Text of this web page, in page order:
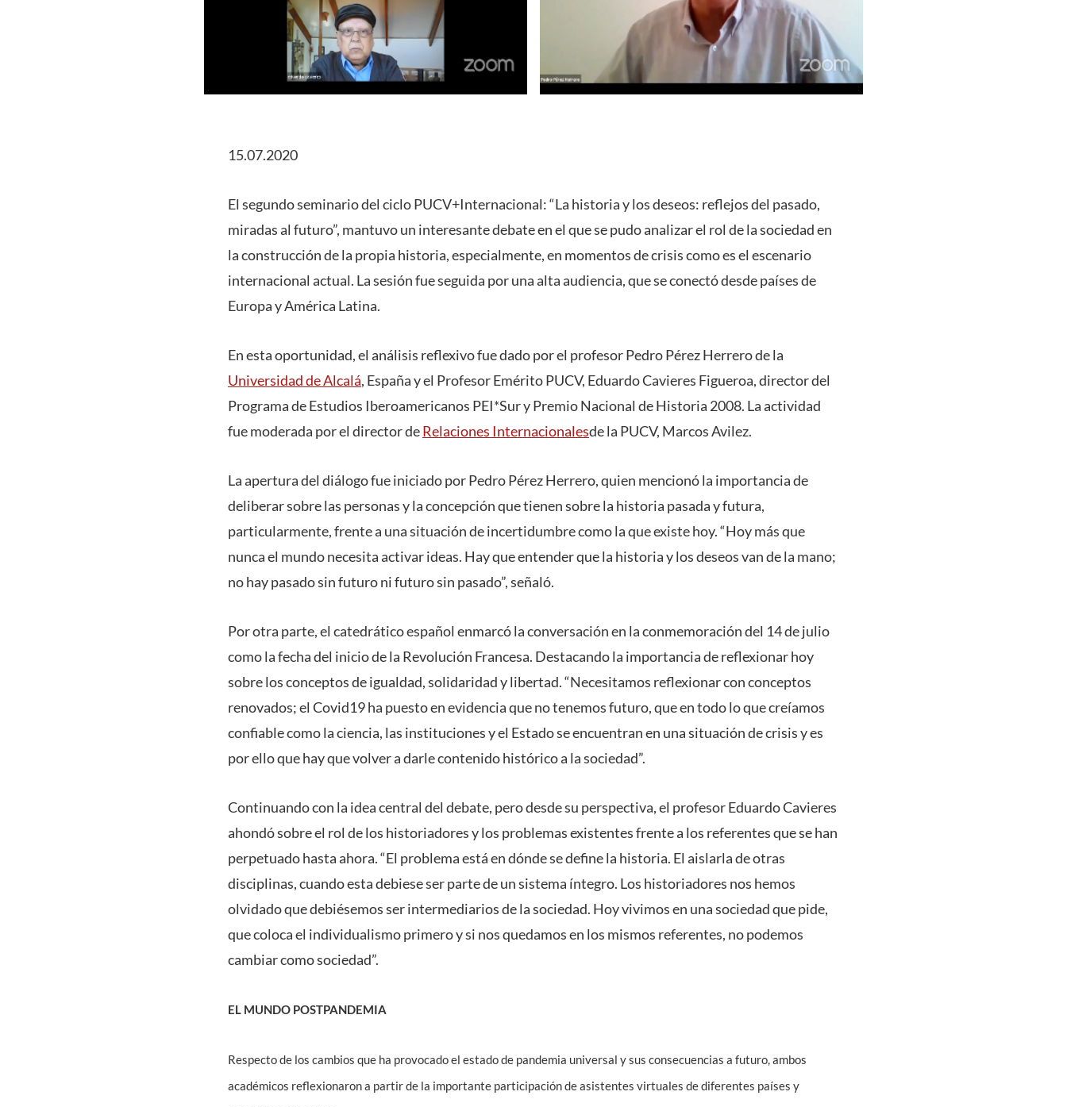
15.07.2020
El segundo seminario del ciclo PUCV+Internacional: “La historia y los deseos: reflejos del pasado,
miradas al futuro”, mantuvo un interesante debate en el que se pudo analizar el rol de la sociedad en
la construcción de la propia historia, especialmente, en momentos de crisis como es el escenario
internacional actual. La sesión fue seguida por una alta audiencia, que se conectó desde países de
Europa y América Latina.
En esta oportunidad, el análisis reflexivo fue dado por el profesor Pedro Pérez Herrero de la
Universidad de Alcalá, España y el Profesor Emérito PUCV, Eduardo Cavieres Figueroa, director del
Programa de Estudios Iberoamericanos PEI*Sur y Premio Nacional de Historia 2008. La actividad
fue moderada por el director deRelaciones Internacionalesde la PUCV, Marcos Avilez.
La apertura del diálogo fue iniciado por Pedro Pérez Herrero, quien mencionó la importancia de
deliberar sobre las personas y la concepción que tienen sobre la historia pasada y futura,
particularmente, frente a una situación de incertidumbre como la que existe hoy. “Hoy más que
nunca el mundo necesita activar ideas. Hay que entender que la historia y los deseos van de la mano;
no hay pasado sin futuro ni futuro sin pasado”, señaló.
Por otra parte, el catedrático español enmarcó la conversación en la conmemoración del 14 de julio
como la fecha del inicio de la Revolución Francesa. Destacando la importancia de reflexionar hoy
sobre los conceptos de igualdad, solidaridad y libertad. “Necesitamos reflexionar con conceptos
renovados; el Covid19 ha puesto en evidencia que no tenemos futuro, que en todo lo que creíamos
confiable como la ciencia, las instituciones y el Estado se encuentran en una situación de crisis y es
por ello que hay que volver a darle contenido histórico a la sociedad”.
Continuando con la idea central del debate, pero desde su perspectiva, el profesor Eduardo Cavieres
ahondó sobre el rol de los historiadores y los problemas existentes frente a los referentes que se han
perpetuado hasta ahora. “El problema está en dónde se define la historia. El aislarla de otras
disciplinas, cuando esta debiese ser parte de un sistema íntegro. Los historiadores nos hemos
olvidado que debiésemos ser intermediarios de la sociedad. Hoy vivimos en una sociedad que pide,
que coloca el individualismo primero y si nos quedamos en los mismos referentes, no podemos
cambiar como sociedad”.
EL MUNDO POSTPANDEMIA
Respecto de los cambios que ha provocado el estado de pandemia universal y sus consecuencias a futuro, ambos
académicos reflexionaron a partir de la importante participación de asistentes virtuales de diferentes países y